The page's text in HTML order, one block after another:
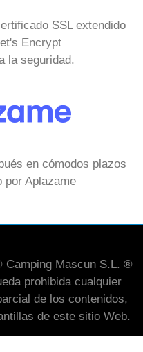
SSL extendido
Encrypt
la seguridad.
en cómodos plazos
por Aplazame
Camping Mascun S.L. ®
prohibida cualquier
de los contenidos,
de este sitio Web.